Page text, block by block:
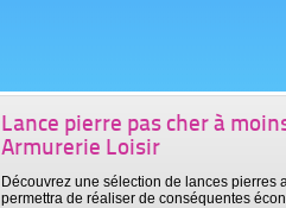
Lance pierre pas cher à
Armurerie Loisir
Découvrez une sélection de lances pierres
permettra de réaliser de conséquentes